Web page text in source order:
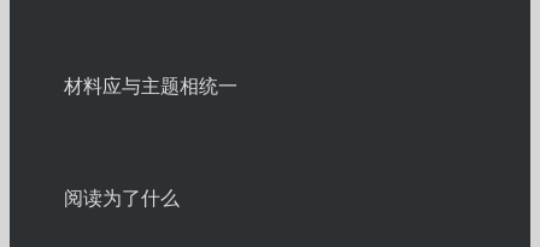
材料应与主题相统一
阅读为了什么